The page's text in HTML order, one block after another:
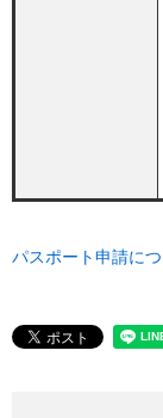
パスポート申請に